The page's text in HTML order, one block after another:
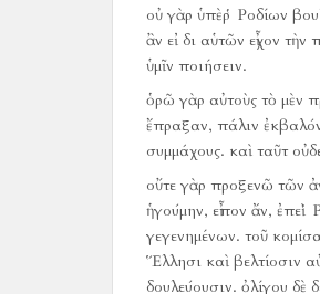
οὐ γὰρ ὑπὲρ Ῥοδίων
ἂν εἰ δι αὑτῶν εἶχον
ὑμῖν ποιήσειν.
ὁρῶ γὰρ αὐτοὺς τὸ μὲν
ἔπραξαν, πάλιν
συμμάχους. καὶ ταῦτ
οὔτε γὰρ προξενῶ τῶν
ἡγούμην, εἶπον ἄν, ἐπεὶ
γεγενημένων. τοῦ
Ἕλλησι καὶ βελτίοσιν
δουλεύουσιν. ὀλίγου δὲ